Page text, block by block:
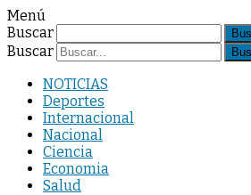
Menú
Buscar
Buscar
NOTICIAS
Deportes
Internacional
Nacional
Ciencia
Economia
Salud